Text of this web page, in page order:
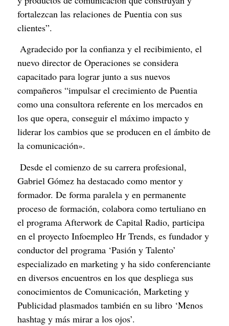
fortalezcan las relaciones de Puentia con sus
clientes”.
nuevo director de Operaciones se considera
capacitado para lograr junto a sus nuevos
compañeros “impulsar el crecimiento de Puentia
como una consultora referente en los mercados en
los que opera, conseguir el máximo impacto y
liderar los cambios que se producen en el ámbito de
la comunicación».
Gabriel Gómez ha destacado como mentor y
formador. De forma paralela y en permanente
proceso de formación, colabora como tertuliano en
el programa Afterwork de Capital Radio, participa
en el proyecto Infoempleo Hr Trends, es fundador y
conductor del programa ‘Pasión y Talento’
especializado en marketing y ha sido conferenciante
en diversos encuentros en los que despliega sus
conocimientos de Comunicación, Marketing y
Publicidad plasmados también en su libro ‘Menos
hashtag y más mirar a los ojos’.